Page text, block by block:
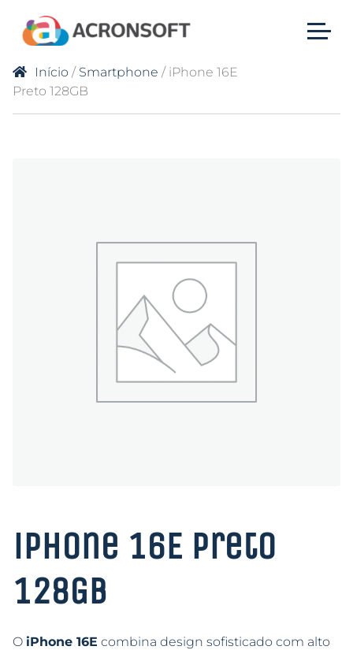
Início / Smartphone / iPhone 16E
Preto 128GB
iPhone 16E Preto
128GB
O iPhone 16E combina design sofisticado com alto